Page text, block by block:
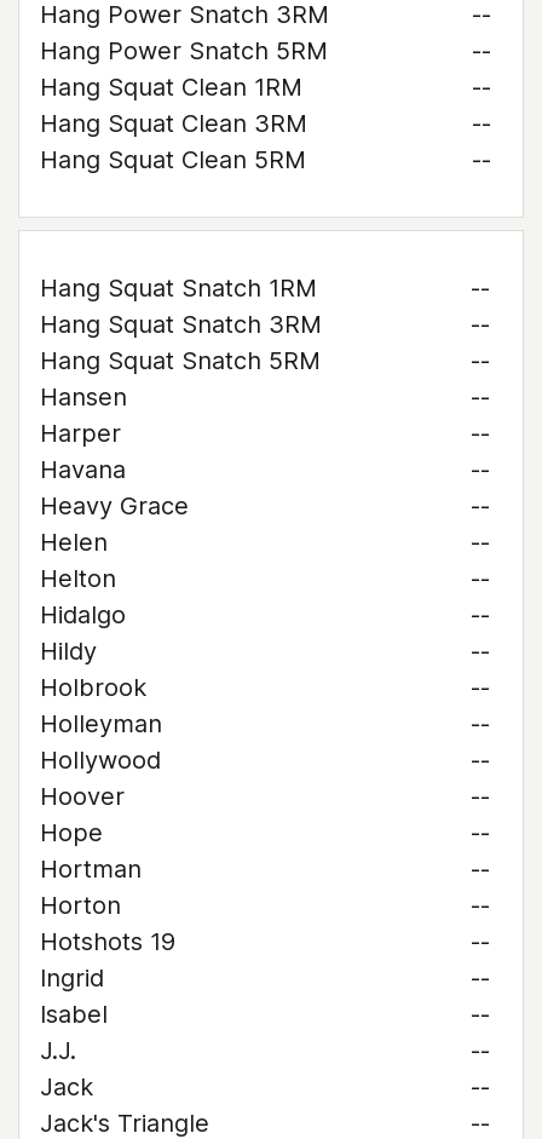
Hang Power Snatch 3RM
--
Hang Power Snatch 5RM
--
Hang Squat Clean 1RM
--
Hang Squat Clean 3RM
--
Hang Squat Clean 5RM
--
Hang Squat Snatch 1RM
--
Hang Squat Snatch 3RM
--
Hang Squat Snatch 5RM
--
Hansen
--
Harper
--
Havana
--
Heavy Grace
--
Helen
--
Helton
--
Hidalgo
--
Hildy
--
Holbrook
--
Holleyman
--
Hollywood
--
Hoover
--
Hope
--
Hortman
--
Horton
--
Hotshots 19
--
Ingrid
--
Isabel
--
J.J.
--
Jack
--
Jack's Triangle
--